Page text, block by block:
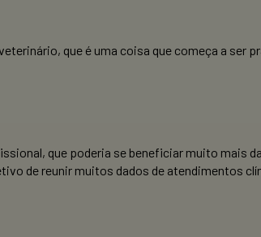
que é uma coisa que começa a
que poderia se beneficiar muito mais
de reunir muitos dados de atendimentos